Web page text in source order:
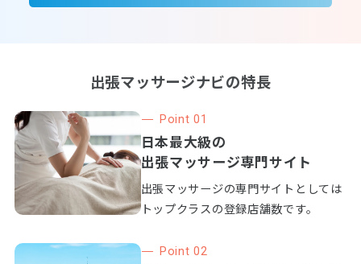
出張マッサージナビの特長
Point 01
日本最大級の
出張マッサージ専門サイト
出張マッサージの専門サイトとしては
トップクラスの登録店舗数です。
Point 02